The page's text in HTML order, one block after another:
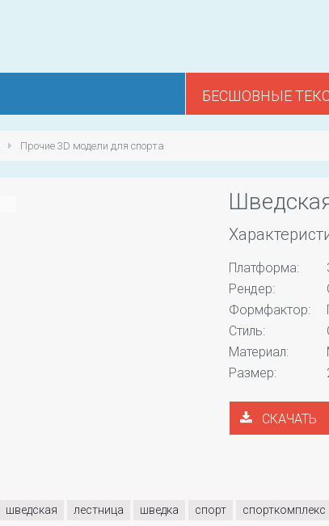
БЕСШОВНЫЕ
Прочие 3D модели для спорта
Платформа:
Рендер:
Формфактор:
Стиль:
Материал:
Размер:
СКАЧАТЬ
шведская лестница шведка спорт спорткомплекс